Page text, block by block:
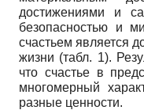
достижениями и
безопасностью и
счастьем является
жизни (табл. 1).
что счастье в
многомерный
разные ценности.